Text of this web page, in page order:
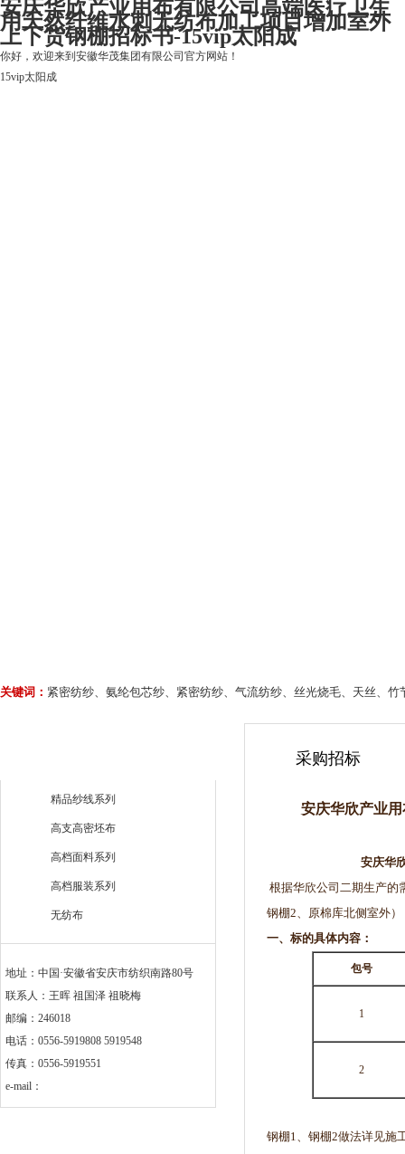
安庆华欣产业用布有限公司高端医疗卫生
用天然纤维水刺无纺布加工项目增加室外
上下货钢棚招标书-15vip太阳成
你好，欢迎来到安徽华茂集团有限公司官方网站！
15vip太阳成
关键词： 紧密纺纱、氨纶包芯纱、紧密纺纱、气流纺纱、丝光烧毛、天丝、
精品纱线系列
高支高密坯布
高档面料系列
高档服装系列
无纺布
地址：中国·安徽省安庆市纺织南路80号
联系人：王晖 祖国泽 祖晓梅
邮编：246018
电话：0556-5919808 5919548
传真：0556-5919551
e-mail：
采购招标
安庆华欣产业
安庆华
根据华欣公司二期生产的
钢棚2、原棉库北侧室外
一、标的具体内容：
包号
1
2
钢棚1、钢棚2做法详见施